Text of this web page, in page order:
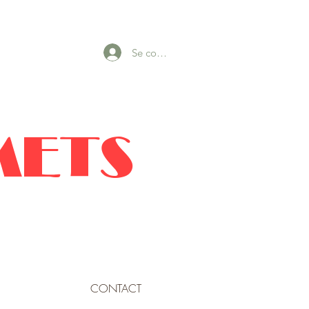
Se connecter
CONTACT